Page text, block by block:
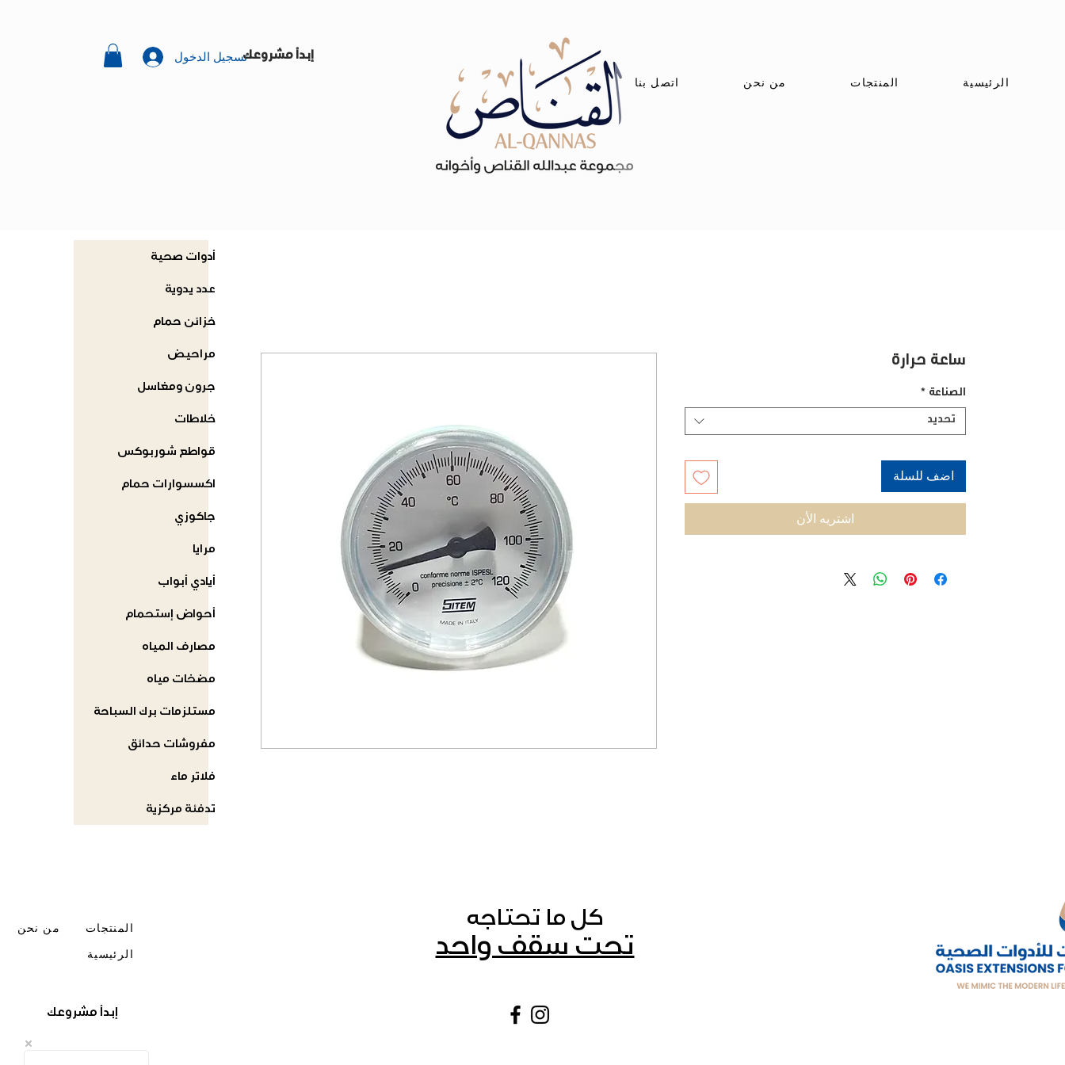
تسجيل الدخولإبدأ مشروعك
الرئيسية المنتجات من نحن اتصل بنا
أدوات صحية
عدد يدوية
خزائن حمام
مراحيض
جرون ومغاسل
خلاطات
قواطع شوربوكس
اكسسوارات حمام
جاكوزي
مرايا
أيادي أبواب
أحواض إستحمام
مصارف المياه
مضخات مياه
مستلزمات برك السباحة
مفروشات حدائق
فلاتر ماء
تدفئة مركزية
ساعة حرارة
الصناعة *
تحديد
اضف للسلة
اشتريه الأن
إبدأ مشروعك
من نحن
المنتجات
الرئيسية
كل ما تحتاجه
تحت سقف واحد